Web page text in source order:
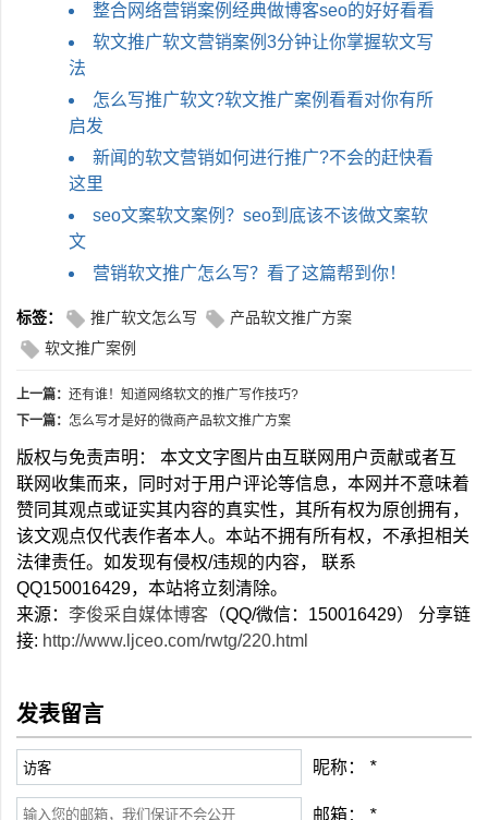
整合网络营销案例经典做博客seo的好好看看
软文推广软文营销案例3分钟让你掌握软文写
法
怎么写推广软文?软文推广案例看看对你有所
启发
新闻的软文营销如何进行推广?不会的赶快看
这里
seo文案软文案例？seo到底该不该做文案软
文
营销软文推广怎么写？看了这篇帮到你！
标签： 推广软文怎么写
产品软文推广方案
软文推广案例
上一篇： 还有谁！知道网络软文的推广写作技巧?
下一篇： 怎么写才是好的微商产品软文推广方案
版权与免责声明： 本文文字图片由互联网用户贡献或者互
联网收集而来，同时对于用户评论等信息，本网并不意味着
赞同其观点或证实其内容的真实性，其所有权为原创拥有，
该文观点仅代表作者本人。本站不拥有所有权，不承担相关
法律责任。如发现有侵权/违规的内容， 联系
QQ150016429，本站将立刻清除。
来源： 李俊采自媒体博客 （QQ/微信：150016429） 分享链
接: http://www.ljceo.com/rwtg/220.html
发表留言
昵称： *
邮箱： *